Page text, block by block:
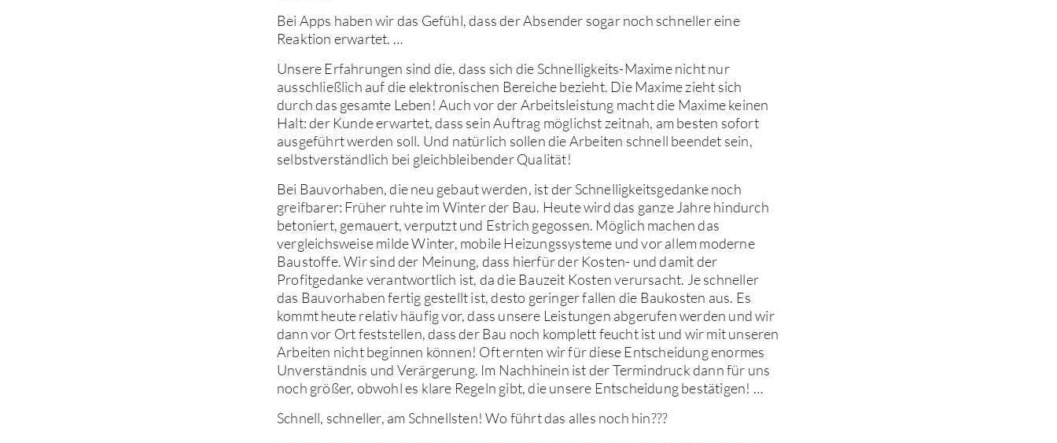
Bei Apps haben wir das Gefühl, dass der Absender sogar noch schneller eine
Reaktion erwartet. …
Unsere Erfahrungen sind die, dass sich die Schnelligkeits-Maxime nicht nur
ausschließlich auf die elektronischen Bereiche bezieht. Die Maxime zieht sich
durch das gesamte Leben! Auch vor der Arbeitsleistung macht die Maxime keinen
Halt: der Kunde erwartet, dass sein Auftrag möglichst zeitnah, am besten sofort
ausgeführt werden soll. Und natürlich sollen die Arbeiten schnell beendet sein,
selbstverständlich bei gleichbleibender Qualität!
Bei Bauvorhaben, die neu gebaut werden, ist der Schnelligkeitsgedanke noch
greifbarer: Früher ruhte im Winter der Bau. Heute wird das ganze Jahre hindurch
betoniert, gemauert, verputzt und Estrich gegossen. Möglich machen das
vergleichsweise milde Winter, mobile Heizungssysteme und vor allem moderne
Baustoffe. Wir sind der Meinung, dass hierfür der Kosten- und damit der
Profitgedanke verantwortlich ist, da die Bauzeit Kosten verursacht. Je schneller
das Bauvorhaben fertig gestellt ist, desto geringer fallen die Baukosten aus. Es
kommt heute relativ häufig vor, dass unsere Leistungen abgerufen werden und wir
dann vor Ort feststellen, dass der Bau noch komplett feucht ist und wir mit unseren
Arbeiten nicht beginnen können! Oft ernten wir für diese Entscheidung enormes
Unverständnis und Verärgerung. Im Nachhinein ist der Termindruck dann für uns
noch größer, obwohl es klare Regeln gibt, die unsere Entscheidung bestätigen! …
Schnell, schneller, am Schnellsten! Wo führt das alles noch hin???